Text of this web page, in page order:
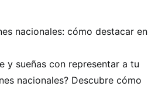
nacionales: cómo destacar en
y sueñas con representar a tu
nacionales? Descubre cómo